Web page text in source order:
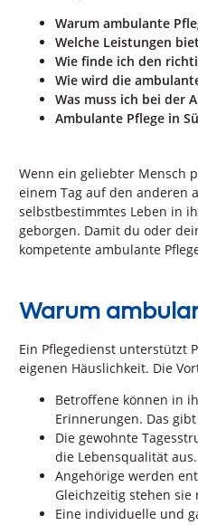
Warum ambulante
Welche Leistungen
Wie finde ich den
Wie wird die
Was muss ich bei der
Ambulante Pflege in
Wenn ein geliebter Mensch
einem Tag auf den anderen
selbstbestimmtes Leben in
geborgen. Damit du oder
kompetente ambulante
Warum
Ein Pflegedienst unterstützt
eigenen Häuslichkeit. Die
Betroffene können in
Erinnerungen. Das
Die gewohnte
die Lebensqualität aus.
Angehörige werden
Gleichzeitig stehen
Eine individuelle und